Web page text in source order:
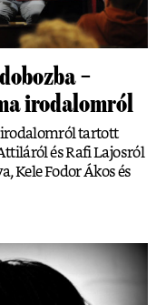
–
irodalomról
irodalomról tartott
és Rafi Lajosról
Kele Fodor Ákos és